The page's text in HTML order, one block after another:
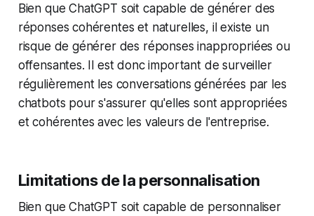
Bien que ChatGPT soit capable de générer des
réponses cohérentes et naturelles, il existe un
risque de générer des réponses inappropriées ou
offensantes. Il est donc important de surveiller
régulièrement les conversations générées par les
chatbots pour s'assurer qu'elles sont appropriées
et cohérentes avec les valeurs de l'entreprise.
Limitations de la personnalisation
Bien que ChatGPT soit capable de personnaliser